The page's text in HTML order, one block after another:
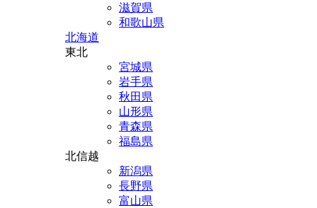
滋賀県
和歌山県
北海道
東北
宮城県
岩手県
秋田県
山形県
青森県
福島県
北信越
新潟県
長野県
富山県